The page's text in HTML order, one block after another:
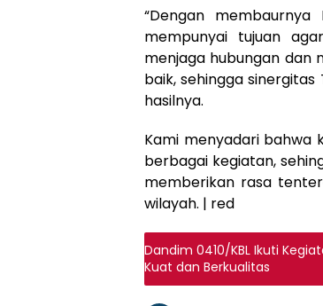
“Dengan
mempunyai tujuan
menjaga hubungan dan
baik, sehingga
hasilnya.
Kami menyadari bahwa
berbagai kegiatan,
memberikan rasa
wilayah. | red
Dandim 0410/KBL Ikuti
Kuat dan Berkualitas